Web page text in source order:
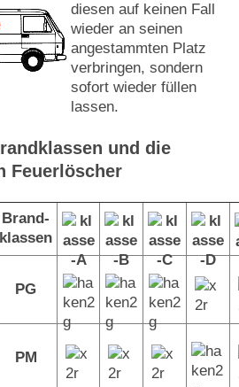
diesen auf keinen Fall
wieder an seinen
angestammten Platz
verbringen, sondern
sofort wieder füllen
lassen.
und die
Feuerlöscher
Brand-
klassen
PG
PM